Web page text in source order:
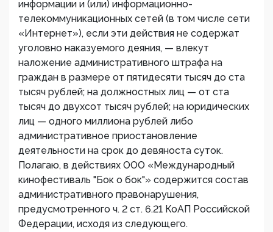
информации и (или) информационно-
телекоммуникационных сетей (в том числе сети
«Интернет»), если эти действия не содержат
уголовно наказуемого деяния, — влекут
наложение административного штрафа на
граждан в размере от пятидесяти тысяч до ста
тысяч рублей; на должностных лиц — от ста
тысяч до двухсот тысяч рублей; на юридических
лиц — одного миллиона рублей либо
административное приостановление
деятельности на срок до девяноста суток.
Полагаю, в действиях ООО «Международный
кинофестиваль "Бок о бок"» содержится состав
административного правонарушения,
предусмотренного ч. 2 ст. 6.21 КоАП Российской
Федерации, исходя из следующего.